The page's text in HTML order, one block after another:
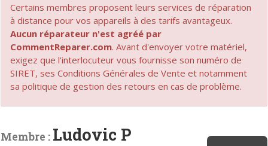
Certains membres proposent leurs services de réparation
à distance pour vos appareils à des tarifs avantageux.
Aucun réparateur n'est agréé par
CommentReparer.com. Avant d'envoyer votre matériel,
exigez que l'interlocuteur vous fournisse son numéro de
SIRET, ses Conditions Générales de Vente et notamment
sa politique de gestion des retours en cas de problème.
Membre : Ludovic P